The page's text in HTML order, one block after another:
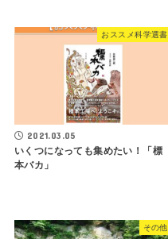
おススメ科学選書
2021.03.05
いくつになっても集めたい！「標
本バカ」
その他